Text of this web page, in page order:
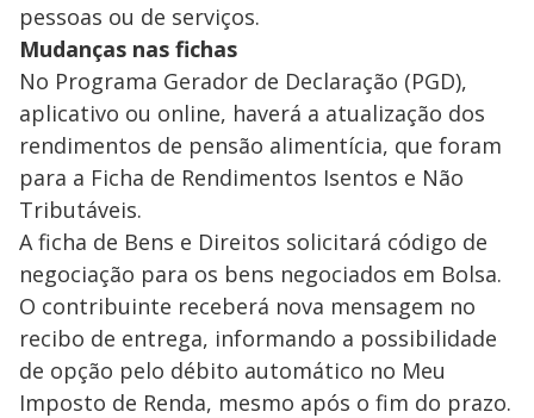
pessoas ou de serviços.
Mudanças nas fichas
No Programa Gerador de Declaração (PGD),
aplicativo ou online, haverá a atualização dos
rendimentos de pensão alimentícia, que foram
para a Ficha de Rendimentos Isentos e Não
Tributáveis.
A ficha de Bens e Direitos solicitará código de
negociação para os bens negociados em Bolsa.
O contribuinte receberá nova mensagem no
recibo de entrega, informando a possibilidade
de opção pelo débito automático no Meu
Imposto de Renda, mesmo após o fim do prazo.